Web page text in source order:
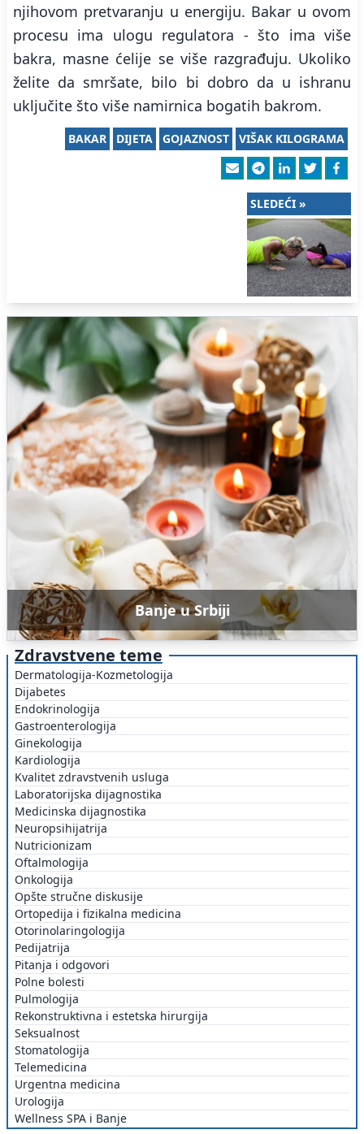
njihovom pretvaranju u energiju. Bakar u ovom
procesu ima ulogu regulatora - što ima više
bakra, masne ćelije se više razgrađuju. Ukoliko
želite da smršate, bilo bi dobro da u ishranu
uključite što više namirnica bogatih bakrom.
VIŠAK KILOGRAMA
GOJAZNOST
DIJETA
BAKAR
SLEDEĆI »
Banje u Srbiji
Zdravstvene teme
Dermatologija-Kozmetologija
Dijabetes
Endokrinologija
Gastroenterologija
Ginekologija
Kardiologija
Kvalitet zdravstvenih usluga
Laboratorijska dijagnostika
Medicinska dijagnostika
Neuropsihijatrija
Nutricionizam
Oftalmologija
Onkologija
Opšte stručne diskusije
Ortopedija i fizikalna medicina
Otorinolaringologija
Pedijatrija
Pitanja i odgovori
Polne bolesti
Pulmologija
Rekonstruktivna i estetska hirurgija
Seksualnost
Stomatologija
Telemedicina
Urgentna medicina
Urologija
Wellness SPA i Banje